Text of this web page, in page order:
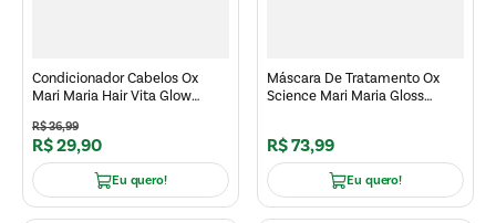
Condicionador Cabelos Ox
Mari Maria Hair Vita Glow
R$36,99
R$29,90
Eu quero!
Máscara De Tratamento Ox
Science Mari Maria Gloss
R$73,99
Eu quero!